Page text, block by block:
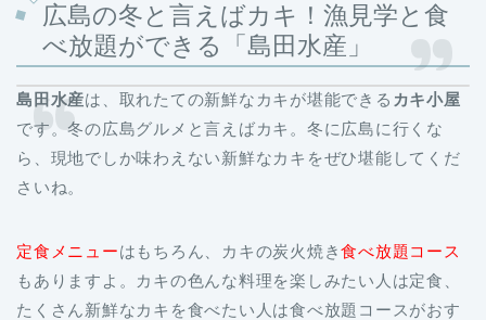
広島の冬と言えばカキ！漁見学と食
べ放題ができる「島田水産」
島田水産は、取れたての新鮮なカキが堪能できる カキ小屋
です。冬の広島グルメと言えばカキ。冬に広島に行くな
ら、現地でしか味わえない新鮮なカキをぜひ堪能してくだ
さいね。
定食メニューはもちろん、カキの炭火焼き食べ放題コース
もありますよ。カキの色んな料理を楽しみたい人は定食、
たくさん新鮮なカキを食べたい人は食べ放題コースがおす